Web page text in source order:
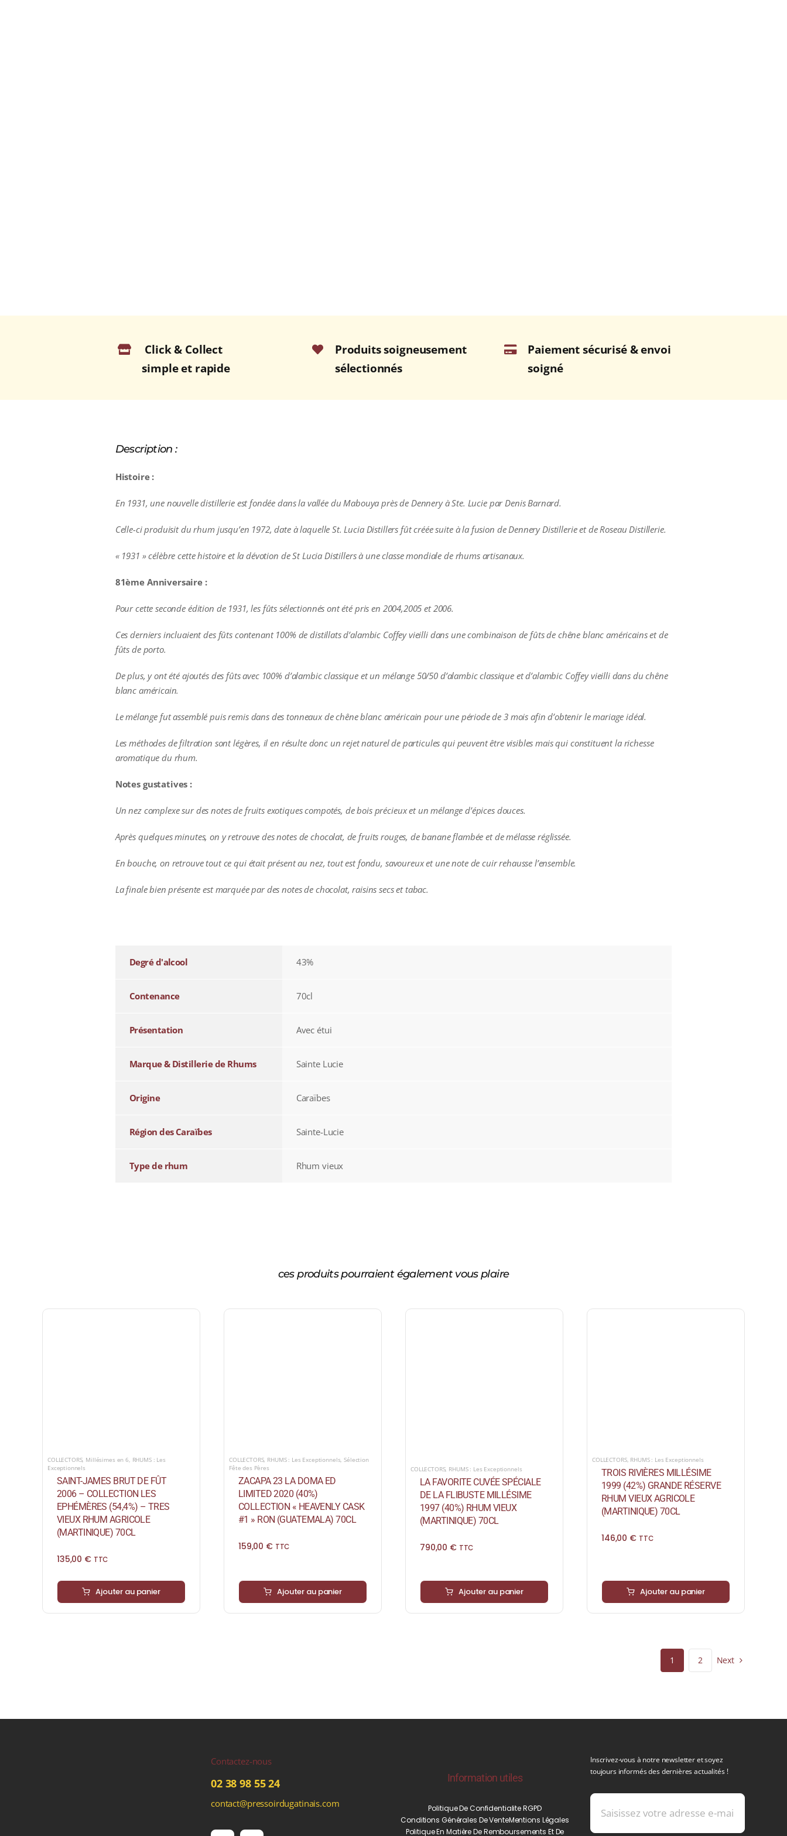
Click & Collect
simple et rapide
Produits soigneusement
sélectionnés
Paiement sécurisé & envoi
soigné
Description :
Histoire :
En 1931, une nouvelle distillerie est fondée dans la vallée du Mabouya près de Dennery à Ste. Lucie par Denis Barnard.
Celle-ci produisit du rhum jusqu’en 1972, date à laquelle St. Lucia Distillers fût créée suite à la fusion de Dennery Distillerie et de Roseau Distillerie.
« 1931 » célèbre cette histoire et la dévotion de St Lucia Distillers à une classe mondiale de rhums artisanaux.
81ème Anniversaire :
Pour cette seconde édition de 1931, les fûts sélectionnés ont été pris en 2004,2005 et 2006.
Ces derniers incluaient des fûts contenant 100% de distillats d’alambic Coffey vieilli dans une combinaison de fûts de chêne blanc américains et de
fûts de porto.
De plus, y ont été ajoutés des fûts avec 100% d’alambic classique et un mélange 50/50 d’alambic classique et d’alambic Coffey vieilli dans du chêne
blanc américain.
Le mélange fut assemblé puis remis dans des tonneaux de chêne blanc américain pour une période de 3 mois afin d’obtenir le mariage idéal.
Les méthodes de filtration sont légères, il en résulte donc un rejet naturel de particules qui peuvent être visibles mais qui constituent la richesse
aromatique du rhum.
Notes gustatives :
Un nez complexe sur des notes de fruits exotiques compotés, de bois précieux et un mélange d’épices douces.
Après quelques minutes, on y retrouve des notes de chocolat, de fruits rouges, de banane flambée et de mélasse réglissée.
En bouche, on retrouve tout ce qui était présent au nez, tout est fondu, savoureux et une note de cuir rehausse l’ensemble.
La finale bien présente est marquée par des notes de chocolat, raisins secs et tabac.
Degré d'alcool 43%
Contenance 70cl
Présentation Avec étui
Marque & Distillerie de Rhums Sainte Lucie
Origine Caraïbes
Région des Caraïbes Sainte-Lucie
Type de rhum Rhum vieux
ces produits pourraient également vous plaire
COLLECTORS, Millésimes en 6 RHUMS : Les
Exceptionnels
SAINT-JAMES BRUT DE FÛT
2006 – COLLECTION LES
EPHÉMÈRES (54,4%) – TRES
VIEUX RHUM AGRICOLE
(MARTINIQUE) 70CL
135,00 € TTC
Ajouter au panier
COLLECTORS, RHUMS : Les Exceptionnels,Sélection
Fête des Pères
ZACAPA 23 LA DOMA ED
LIMITED 2020 (40%)
COLLECTION « HEAVENLY CASK
#1 » RON (GUATEMALA) 70CL
159,00 € TTC
Ajouter au panier
COLLECTORS, RHUMS : Les Exceptionnels
LA FAVORITE CUVÉE SPÉCIALE
DE LA FLIBUSTE MILLÉSIME
1997 (40%) RHUM VIEUX
(MARTINIQUE) 70CL
790,00 € TTC
Ajouter au panier
COLLECTORS, RHUMS : Les Exceptionnels
TROIS RIVIÈRES MILLÉSIME
1999 (42%) GRANDE RÉSERVE
RHUM VIEUX AGRICOLE
(MARTINIQUE) 70CL
146,00 € TTC
Ajouter au panier
1 2 Next
Contactez-nous
02 38 98 55 24
contact@pressoirdugatinais.com
Information utiles
Politique De Confidentialite RGPD
Conditions Générales De VenteMentions Légales
Politique En Matière De Remboursements Et De
Inscrivez-vous à notre newsletter et soyez
toujours informés des dernières actualités !